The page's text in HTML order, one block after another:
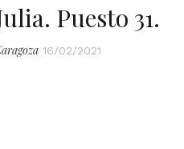
Puesto 31.
16/02/2021